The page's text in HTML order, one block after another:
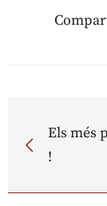
Els més
!